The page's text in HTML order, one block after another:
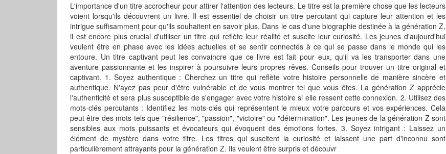
L'importance d'un titre accrocheur pour attirer l'attention des lecteurs. Le titre est la première chose que les lecteurs
voient lorsqu'ils découvrent un livre. Il est essentiel de choisir un titre percutant qui capture leur attention et les
intrigue suffisamment pour qu'ils souhaitent en savoir plus. Dans le cas d'une biographie destinée à la génération Z,
il est encore plus crucial d'utiliser un titre qui reflète leur réalité et suscite leur curiosité. Les jeunes d'aujourd'hui
veulent être en phase avec les idées actuelles et se sentir connectés à ce qui se passe dans le monde qui les
entoure. Un titre captivant peut les convaincre que ce livre est fait pour eux, qu'il va les transporter dans une
aventure passionnante et les inspirer à poursuivre leurs propres rêves. Conseils pour trouver un titre original et
captivant. 1. Soyez authentique : Cherchez un titre qui reflète votre histoire personnelle de manière sincère et
authentique. N'ayez pas peur d'être vulnérable et de vous montrer tel que vous êtes. La génération Z apprécie
l'authenticité et sera plus susceptible de s'engager avec votre histoire si elle ressent cette connexion. 2. Utilisez des
mots-clés percutants : Identifiez les mots-clés qui représentent le mieux votre parcours et vos expériences. Cela
peut être des mots tels que "résilience", "passion", "victoire" ou "détermination". Les jeunes de la génération Z sont
sensibles aux mots puissants et évocateurs qui évoquent des émotions fortes. 3. Soyez intrigant : Laissez un
élément de mystère dans votre titre. Les titres qui suscitent la curiosité et laissent une part d'inconnu sont
particulièrement attrayants pour la génération Z. Ils veulent être surpris et découvr